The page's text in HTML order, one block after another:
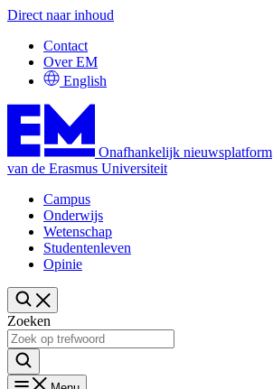
Direct naar inhoud
Contact
Over EM
English
Onafhankelijk nieuwsplatform
van de Erasmus Universiteit
Campus
Onderwijs
Wetenschap
Studentenleven
Opinie
Zoeken